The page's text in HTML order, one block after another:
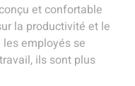
et confortable
la productivité et le
employés se
ils sont plus